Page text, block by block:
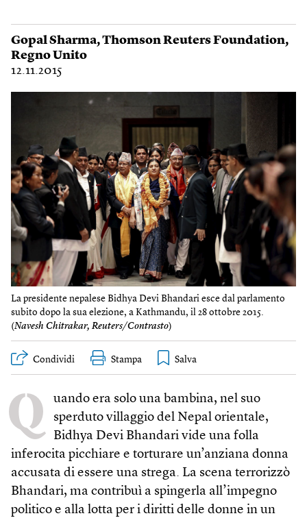
Gopal Sharma,Thomson Reuters Foundation,
Regno Unito
12.11.2015
La presidente nepalese Bidhya Devi Bhandari esce dal parlamento
subito dopo la sua elezione, a Kathmandu, il 28 ottobre 2015.
(Navesh Chitrakar, Reuters/Contrasto)
Condividi Stampa
Q uando era solo una bambina, nel suo
sperduto villaggio del Nepal orientale,
Bidhya Devi Bhandari vide una folla
inferocita picchiare e torturare un’anziana donna
accusata di essere una strega. La scena terrorizzò
Bhandari, ma contribuì a spingerla all’impegno
politico e alla lotta per i diritti delle donne in un